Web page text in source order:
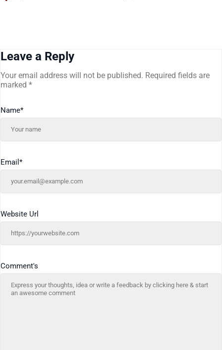
Leave a Reply
Your email address will not be published. Required fields are
marked *
Comment's
Name*
Email *
Website Url